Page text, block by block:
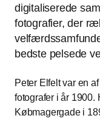
digitaliserede
fotografier, der
bedste pelsede
Peter Elfelt var en
fotografer i år 1900.
Købmagergade i